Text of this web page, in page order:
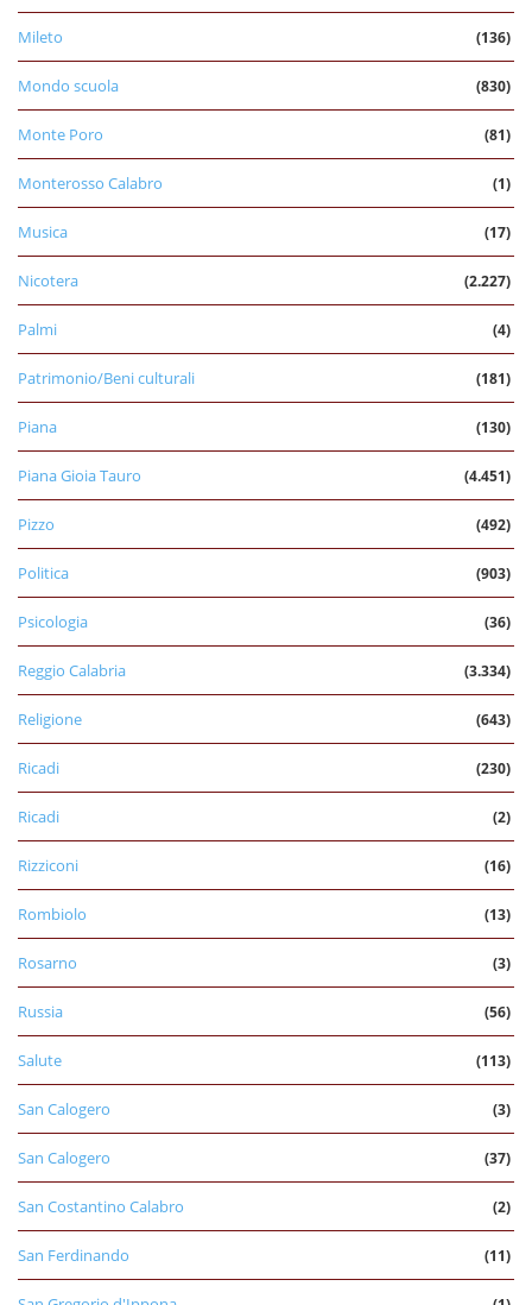
Mileto (136)
Mondo scuola (830)
Monte Poro (81)
Monterosso Calabro (1)
Musica (17)
Nicotera (2.227)
Palmi (4)
Patrimonio/Beni culturali (181)
Piana (130)
Piana Gioia Tauro (4.451)
Pizzo (492)
Politica (903)
Psicologia (36)
Reggio Calabria (3.334)
Religione (643)
Ricadi (230)
Ricadi (2)
Rizziconi (16)
Rombiolo (13)
Rosarno (3)
Russia (56)
Salute (113)
San Calogero (3)
San Calogero (37)
San Costantino Calabro (2)
San Ferdinando (11)